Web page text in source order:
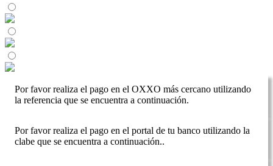
Por favor realiza el pago en el OXXO más cercano utilizando
la referencia que se encuentra a continuación.
Por favor realiza el pago en el portal de tu banco utilizando la
clabe que se encuentra a continuación..